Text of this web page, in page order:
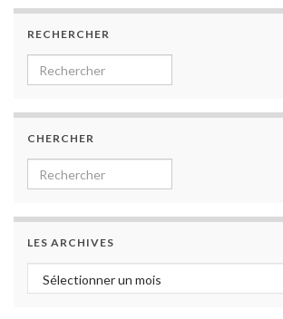
RECHERCHER
Search for:
CHERCHER
Search for:
LES ARCHIVES
Les archives